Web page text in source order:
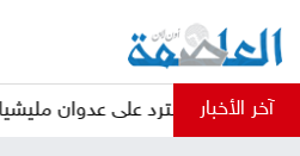
آخر الأخبار
سترد على عدوان مليشيا